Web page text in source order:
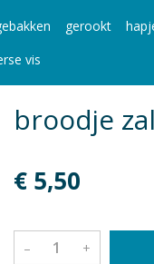
gerookt
vis
broodje
€ 5,50
– +